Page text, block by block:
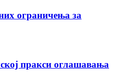
ограничења за
пракси оглашавања